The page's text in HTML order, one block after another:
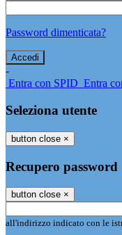
Password dimenticata?
-
Entra con SPID Entra
Seleziona utente
button close ×
Recupero password
button close ×
all'indirizzo indicato con le